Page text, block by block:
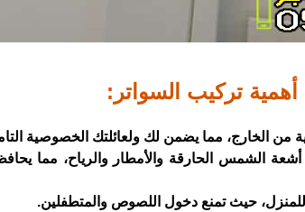
أهمية تركيب السواتر:
من الخارج، مما يضمن لك ولعائلتك الخصوصية
الشمس الحارقة والأمطار والرياح، مما
حيث تمنع دخول اللصوص والمتطفلين.